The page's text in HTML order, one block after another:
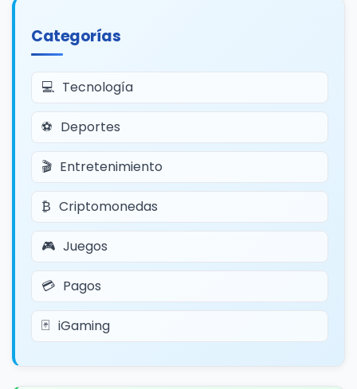
Categorías
Tecnología
Deportes
Entretenimiento
Criptomonedas
Juegos
Pagos
iGaming